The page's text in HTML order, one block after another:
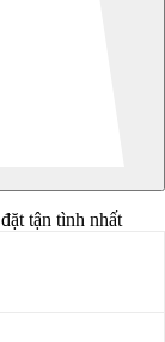
tận tình nhất